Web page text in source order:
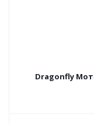
Dragonfly